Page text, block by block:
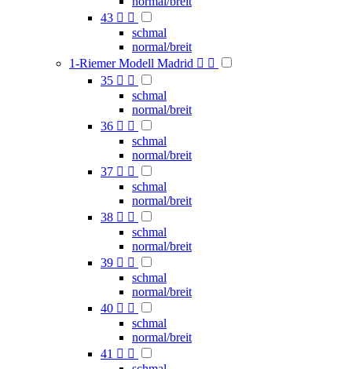
43  
schmal
normal/breit
1-Riemer Modell Madrid  
35  
schmal
normal/breit
36  
schmal
normal/breit
37  
schmal
normal/breit
38  
schmal
normal/breit
39  
schmal
normal/breit
40  
schmal
normal/breit
41  